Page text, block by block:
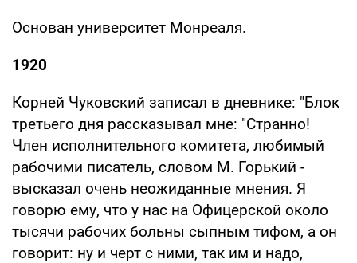
Основан университет Монреаля.
1920
Корней Чуковский записал в дневнике: "Блок
третьего дня рассказывал мне: "Странно!
Член исполнительного комитета, любимый
рабочими писатель, словом М. Горький -
высказал очень неожиданные мнения. Я
говорю ему, что у нас на Офицерской около
тысячи рабочих больны сыпным тифом, а он
говорит: ну и черт с ними, так им и надо,